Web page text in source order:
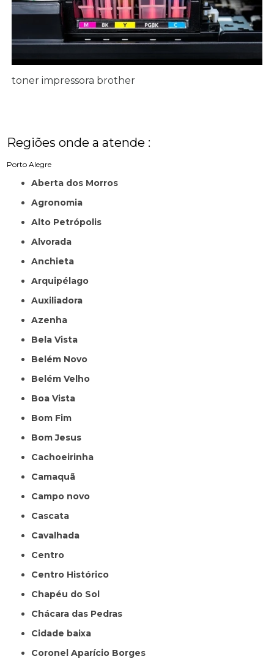
toner impressora brother
Regiões onde a atende :
Porto Alegre
Aberta dos Morros
Agronomia
Alto Petrópolis
Alvorada
Anchieta
Arquipélago
Auxiliadora
Azenha
Bela Vista
Belém Novo
Belém Velho
Boa Vista
Bom Fim
Bom Jesus
Cachoeirinha
Camaquã
Campo novo
Cascata
Cavalhada
Centro
Centro Histórico
Chapéu do Sol
Chácara das Pedras
Cidade baixa
Coronel Aparício Borges